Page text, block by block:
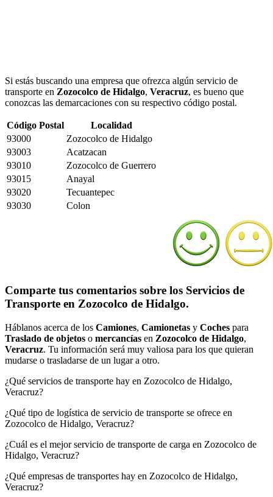
Si estás buscando una empresa que ofrezca algún servicio de
transporte en Zozocolco de Hidalgo, Veracruz, es bueno que
conozcas las demarcaciones con su respectivo código postal.
Código Postal
Localidad
93000
Zozocolco de Hidalgo
93003
Acatzacan
93010
Zozocolco de Guerrero
93015
Anayal
93020
Tecuantepec
93030
Colon
Comparte tus comentarios sobre los Servicios de
Transporte en Zozocolco de Hidalgo.
Háblanos acerca de los Camiones, Camionetas y Coches para
Traslado de objetos o mercancías en Zozocolco de Hidalgo,
Veracruz. Tu información será muy valiosa para los que quieran
mudarse o trasladarse de un lugar a otro.
¿Qué servicios de transporte hay en Zozocolco de Hidalgo,
Veracruz?
¿Qué tipo de logística de servicio de transporte se ofrece en
Zozocolco de Hidalgo, Veracruz?
¿Cuál es el mejor servicio de transporte de carga en Zozocolco de
Hidalgo, Veracruz?
¿Qué empresas de transportes hay en Zozocolco de Hidalgo,
Veracruz?